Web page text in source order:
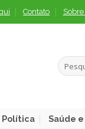
Contato
Política Saúde